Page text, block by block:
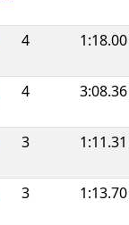
4 1:18.00
4 3:08.36
3 1:11.31
3 1:13.70